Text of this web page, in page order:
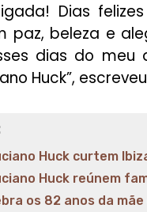
Dias
paz, beleza e
dias do meu
Huck”,
Huck curtem
Huck reúnem
os 82 anos da